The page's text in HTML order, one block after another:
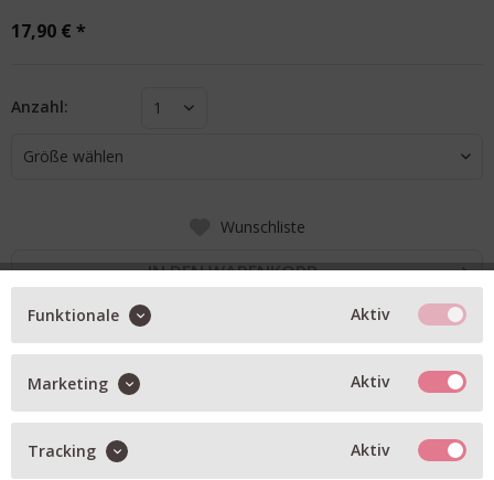
17,90 € *
Anzahl: 1
Größe wählen
Wunschliste
IN DEN WARENKORB
BESCHREIBUNG
Socks Block Stripe in grey / lavender
Artikel-Nr.:
BLOCKSTRIPE-05
Material:
80% Baumwolle, 15% Polyamid, 5% Elasthan
Funktionale Aktiv
Marketing Aktiv
Tracking Aktiv